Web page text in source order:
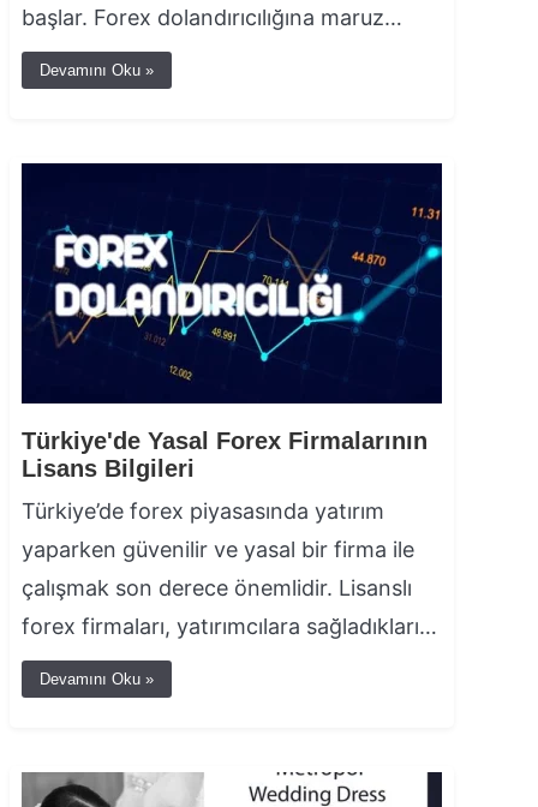
başlar. Forex dolandırıcılığına maruz…
Devamını Oku »
Türkiye'de Yasal Forex Firmalarının
Lisans Bilgileri
Türkiye’de forex piyasasında yatırım
yaparken güvenilir ve yasal bir firma ile
çalışmak son derece önemlidir. Lisanslı
forex firmaları, yatırımcılara sağladıkları…
Devamını Oku »